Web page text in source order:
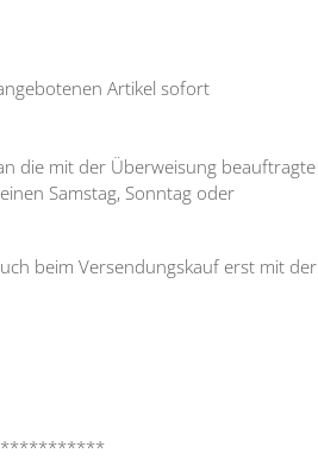
Artikel sofort
die mit der Überweisung beauftragte
Samstag, Sonntag oder
beim Versendungskauf erst mit der